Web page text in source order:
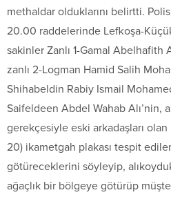
methaldar olduklarını belirtti.
20.00 raddelerinde Lefkoşa-
sakinler Zanlı 1-Gamal Abelhafith
zanlı 2-Logman Hamid Salih
Shihabeldin Rabiy Ismail
Saifeldeen Abdel Wahab Alı’nin,
gerekçesiyle eski arkadaşları
20) ikametgah plakası tespit
götüreceklerini söyleyip,
ağaçlık bir bölgeye götürüp